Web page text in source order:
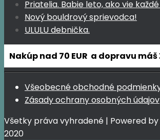
Priatelia. Babie leto, ako vie
Nový bouldrový sprievodca!
ULULU debnička.
Nakúp nad 70 EUR a dopravu máš
Všeobecné obchodné
Zásady ochrany osobných údajov
Všetky práva vyhradené | Powered by
2020